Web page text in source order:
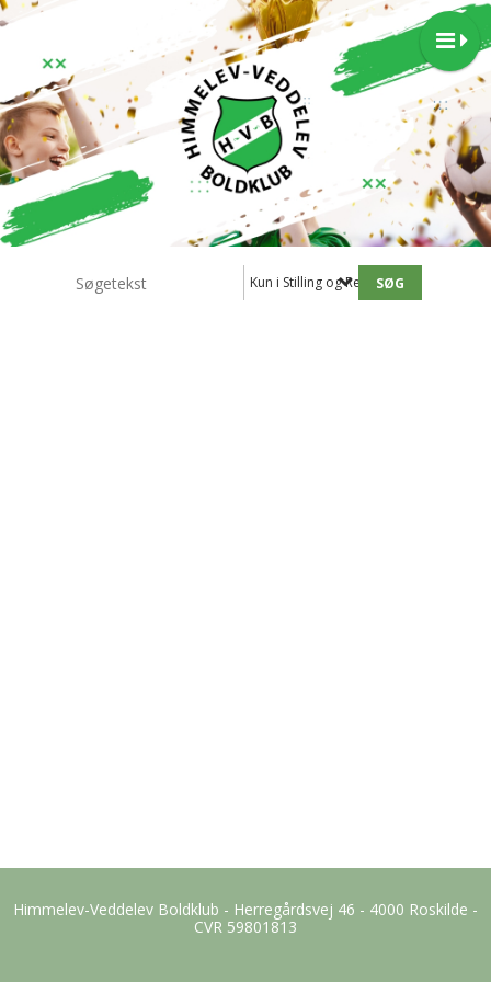
Kun i Stilling og Resultater - 2.holdet
Himmelev-Veddelev Boldklub - Herregårdsvej 46 - 4000 Roskilde -
CVR 59801813